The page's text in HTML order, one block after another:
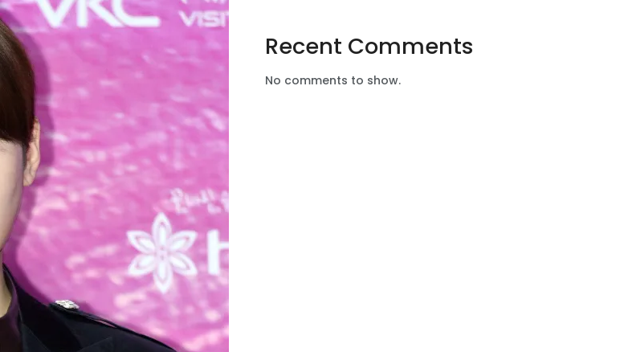
Recent Comments
No comments to show.